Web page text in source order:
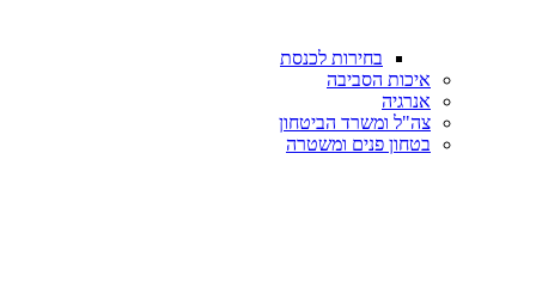
בחירות לכנסת
איכות הסביבה
אנרגיה
צה"ל ומשרד הביטחון
בטחון פנים ומשטרה